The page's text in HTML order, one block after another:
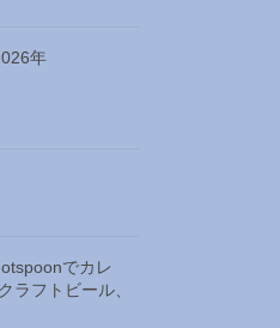
年
でカレ
ラフトビール、